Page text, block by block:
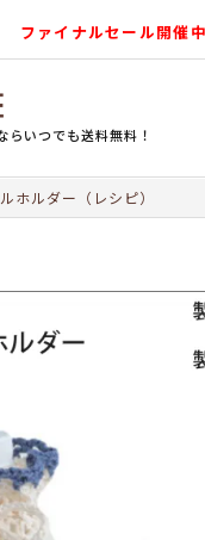
ファイナルセール開催
いつでも送料無料！
ホルダー（レシピ）